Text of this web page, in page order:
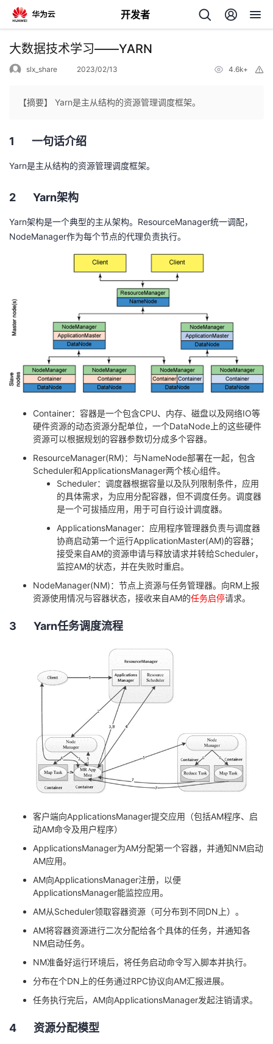
开发者
返
页
的
开
博
客
的
论
我
的
我
发
者
藏
Programs
的
大数据技术学习——YARN
slx_share 2023/02/13 4.6k+
【摘要】 Yarn是主从结构的资源管理调度框架。
1 一句话介绍
Yarn是主从结构的资源管理调度框架。
2 Yarn架构
Yarn架构是一个典型的主从架构。 ResourceManager统一调配，
NodeManager作为每个节点的代理负责执行。
Container：容器是一个包含CPU、内存、磁盘以及网络IO等
硬件资源的动态资源分配单位，一个DataNode 上的这些硬件
资源可以根据规划的容器参数切分成多个容器。
ResourceManager(RM)：与NameNode部署在一起，包含
Scheduler和ApplicationsManager两个核心组件。
Scheduler：调度器根据容量以及队列限制条件，应用
的具体需求，为应用分配容器，但不调度任务。调度器
是一个可拔插应用，用于可自行设计调度器。
ApplicationsManager：应用程序管理器负责与调度器
协商启动第一个运行ApplicationMaster(AM)的容器；
接受来自AM的资源申请与释放请求并转给Scheduler，
监控AM的状态，并在失败时重启。
NodeManager(NM)：节点上资源与任务管理器。向RM 上报
资源使用情况与容器状态，接收来自AM的任务启停请求。
3 Yarn任务调度流程
客户端向ApplicationsManager提交应用（包括AM程序、启
动AM命令及用户程序）
ApplicationsManager为AM分配第一个容器，并通知NM启动
AM应用。
AM向ApplicationsManager注册，以便
ApplicationsManager能监控应用。
AM从Scheduler领取容器资源（可分布到不同DN 上）。
AM将容器资源进行二次分配给各个具体的任务，并通知各
NM启动任务。
NM准备好运行环境后，将任务启动命令写入脚本并执行。
分布在个DN 上的任务通过RPC协议向AM汇报进展。
任务执行完后， AM向ApplicationsManager发起注销请求。
4 资源分配模型